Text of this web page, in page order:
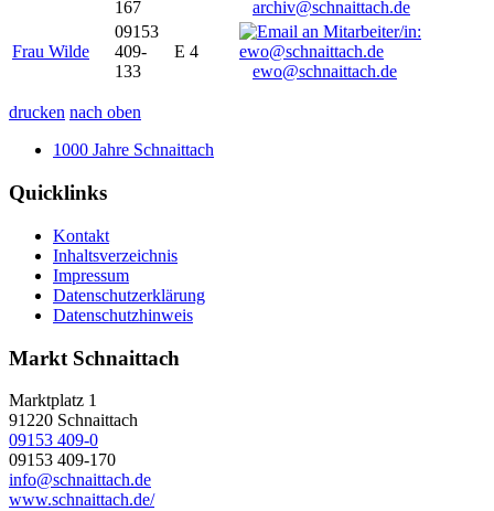
167
archiv@schnaittach.de
Frau Wilde
09153
409-
133
E 4
ewo@schnaittach.de
drucken nach oben
1000 Jahre Schnaittach
Quicklinks
Kontakt
Inhaltsverzeichnis
Impressum
Datenschutzerklärung
Datenschutzhinweis
Markt Schnaittach
Marktplatz 1
91220 Schnaittach
09153 409-0
09153 409-170
info@schnaittach.de
www.schnaittach.de/